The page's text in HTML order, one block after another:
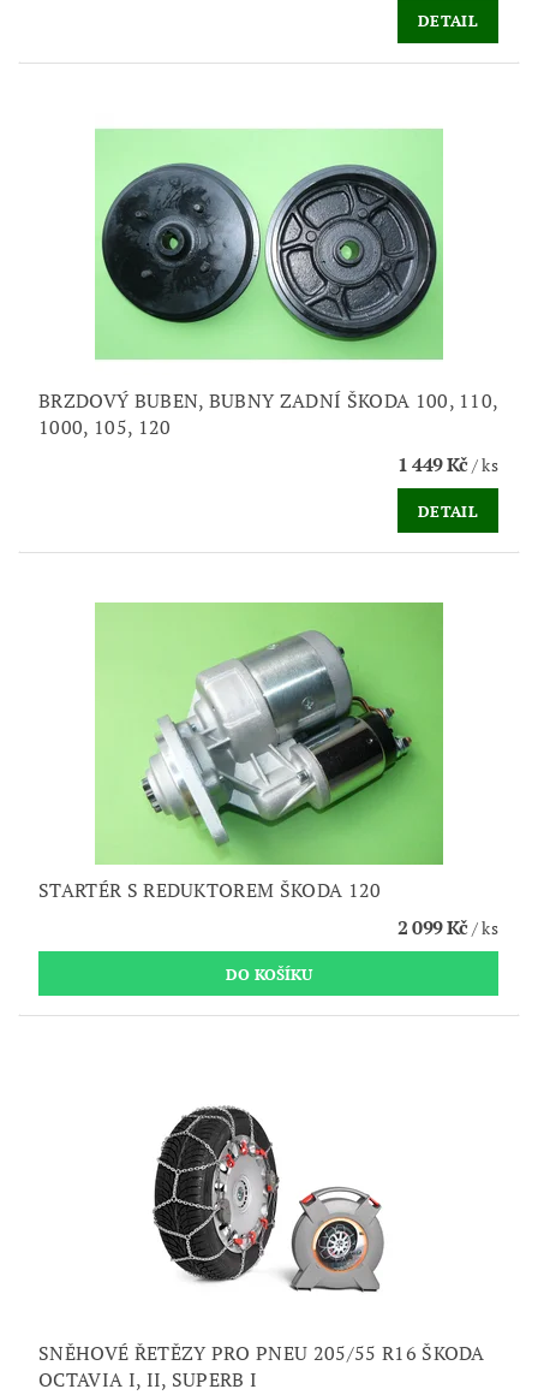
DETAIL
BRZDOVÝ BUBEN, BUBNY ZADNÍ ŠKODA 100, 110,
1000, 105, 120
1 449 Kč/ ks
DETAIL
STARTÉR S REDUKTOREM ŠKODA 120
2 099 Kč/ ks
SNĚHOVÉ ŘETĚZY PRO PNEU 205/55 R16 ŠKODA
OCTAVIA I, II, SUPERB I